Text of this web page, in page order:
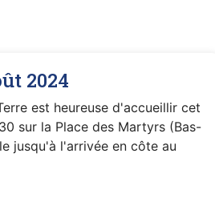
2024
est heureuse d'accueillir cet
sur la Place des Martyrs (Bas-
jusqu'à l'arrivée en côte au